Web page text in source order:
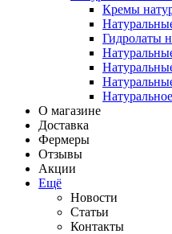
Кремы
Гидролаты
О магазине
Доставка
Фермеры
Отзывы
Акции
Ещё
Новости
Статьи
Контакты